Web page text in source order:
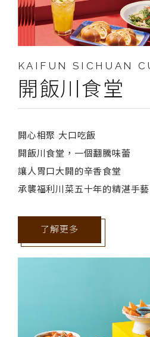
KAIFUN SICHUAN
開飯川食堂
開心相聚 大口吃飯
開飯川食堂，一個翻騰味蕾
讓人胃口大開的辛香食堂
承襲福利川菜五十年的精湛手藝
了解更多